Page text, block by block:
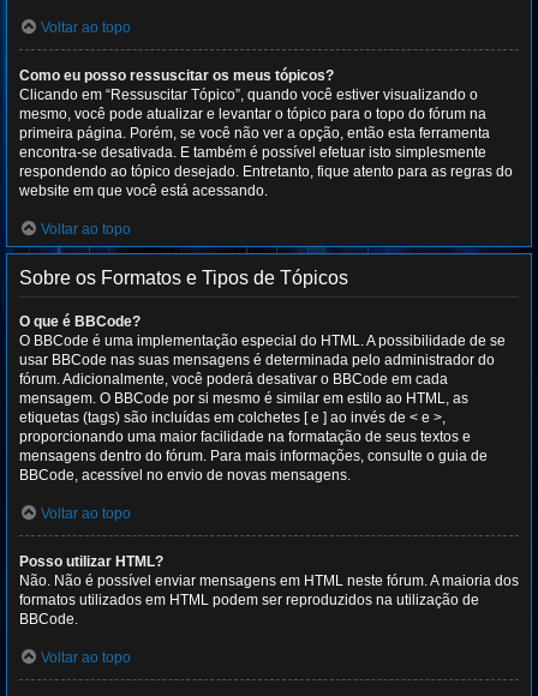
Voltar ao topo
Como eu posso ressuscitar os meus tópicos?
Clicando em “Ressuscitar Tópico”, quando você estiver visualizando o
mesmo, você pode atualizar e levantar o tópico para o topo do fórum na
primeira página. Porém, se você não ver a opção, então esta ferramenta
encontra-se desativada. E também é possível efetuar isto simplesmente
respondendo ao tópico desejado. Entretanto, fique atento para as regras do
website em que você está acessando.
Voltar ao topo
Sobre os Formatos e Tipos de Tópicos
O que é BBCode?
O BBCode é uma implementação especial do HTML. A possibilidade de se
usar BBCode nas suas mensagens é determinada pelo administrador do
fórum. Adicionalmente, você poderá desativar o BBCode em cada
mensagem. O BBCode por si mesmo é similar em estilo ao HTML, as
etiquetas (tags) são incluídas em colchetes [ e ] ao invés de < e >,
proporcionando uma maior facilidade na formatação de seus textos e
mensagens dentro do fórum. Para mais informações, consulte o guia de
BBCode, acessível no envio de novas mensagens.
Voltar ao topo
Posso utilizar HTML?
Não. Não é possível enviar mensagens em HTML neste fórum. A maioria dos
formatos utilizados em HTML podem ser reproduzidos na utilização de
BBCode.
Voltar ao topo